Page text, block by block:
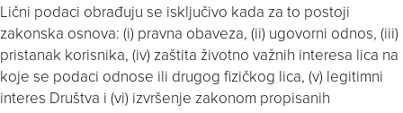
Lični podaci obrađuju se isključivo kada za to postoji
zakonska osnova: (i) pravna obaveza, (ii) ugovorni odnos, (iii)
pristanak korisnika, (iv) zaštita životno važnih interesa lica na
koje se podaci odnose ili drugog fizičkog lica, (v) legitimni
interes Društva i (vi) izvršenje zakonom propisanih